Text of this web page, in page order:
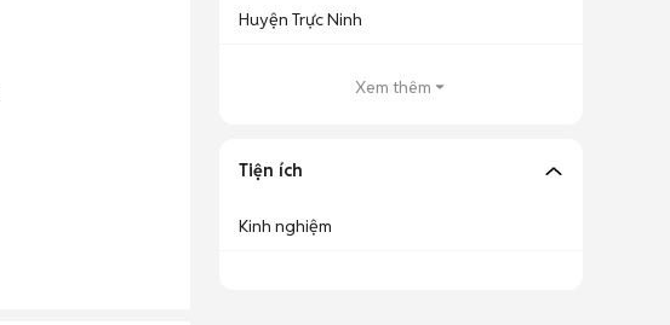
Huyện Trực Ninh
Xem thêm
Tiện ích
Kinh nghiệm